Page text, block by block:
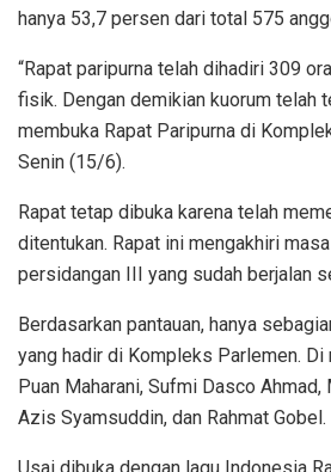
hanya 53,7 persen dari total 575
“Rapat paripurna telah dihadiri 309
fisik. Dengan demikian kuorum telah
membuka Rapat Paripurna di
Senin (15/6).
Rapat tetap dibuka karena telah
ditentukan. Rapat ini mengakhiri
persidangan III yang sudah berjalan
Berdasarkan pantauan, hanya
yang hadir di Kompleks Parlemen. Di
Puan Maharani, Sufmi Dasco Ahmad,
Azis Syamsuddin, dan Rahmat Gobel.
Usai dibuka dengan lagu Indonesia